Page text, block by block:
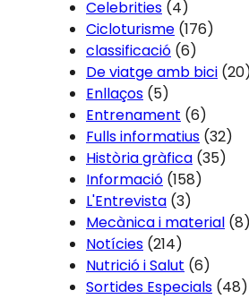
Celebrities (4)
Cicloturisme (176)
classificació (6)
De viatge amb bici
Enllaços (5)
Entrenament (6)
Fulls informatius (32)
Història gràfica (35)
Informació (158)
L'Entrevista (3)
Mecànica i material (8)
Notícies (214)
Nutrició i Salut (6)
Sortides Especials (48)